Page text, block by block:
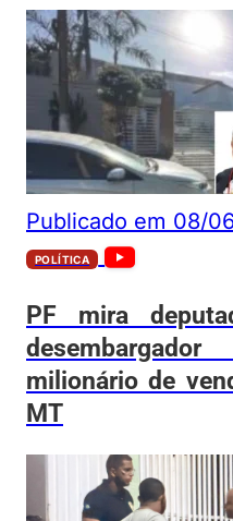
Publicado em 08/
POLÍTICA
PF mira
milionário de
MT